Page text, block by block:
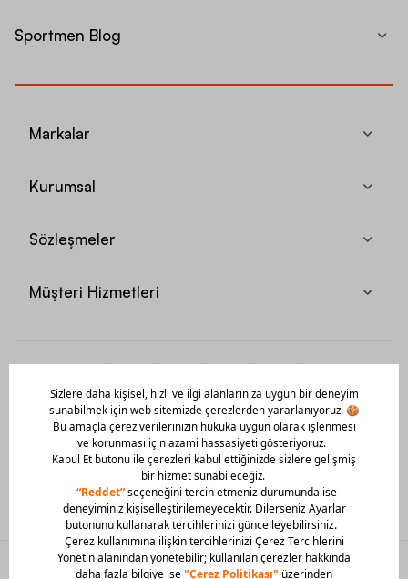
Sportmen Blog
Markalar
Kurumsal
Sözleşmeler
Müşteri Hizmetleri
Mobil Uygulamamızı Hemen İndir!